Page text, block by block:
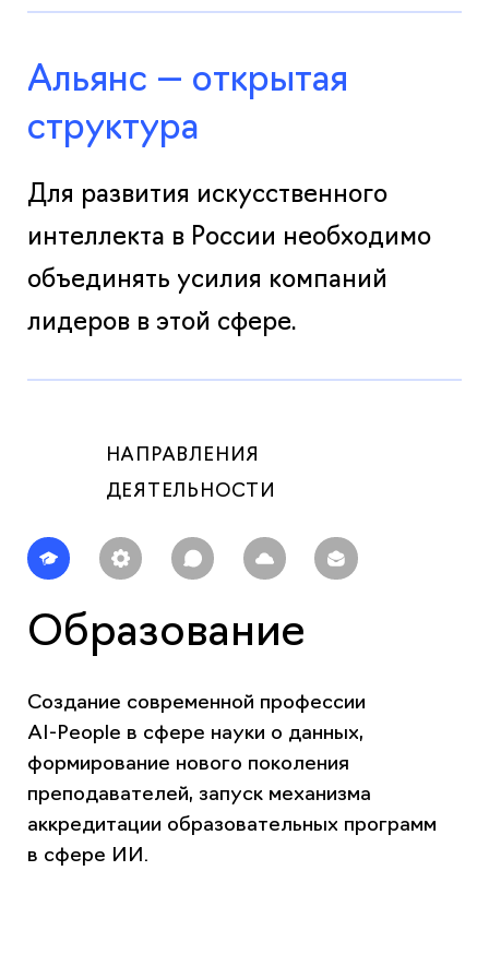
Альянс — открытая
структура
Для развития искусственного
интеллекта в России необходимо
объединять усилия компаний
лидеров в этой сфере.
НАПРАВЛЕНИЯ
ДЕЯТЕЛЬНОСТИ
Образование
Создание современной профессии
AI‑People в сфере науки о данных,
формирование нового поколения
преподавателей, запуск механизма
аккредитации образовательных программ
в сфере ИИ.